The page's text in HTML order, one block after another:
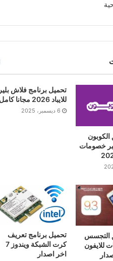
خصومات
تحميل برنامج فلاش بلير
للايباد 2026 مجانا كامل
6 ديسمبر، 2025
التجسس
للايفون
تحميل برنامج تعريف
كرت الشبكة ويندوز 7
اخر اصدار